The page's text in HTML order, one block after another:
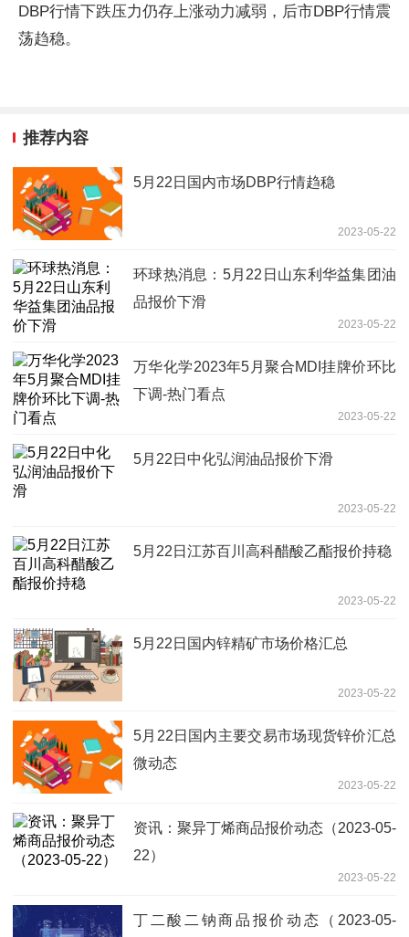
DBP行情下跌压力仍存上涨动力减弱，后市DBP行情震
荡趋稳。
推荐内容
5月22日国内市场DBP行情趋稳
2023-05-22
环球热消息：5月22日山东利华益集团油
品报价下滑
2023-05-22
万华化学2023年5月聚合MDI挂牌价环比
下调-热门看点
2023-05-22
5月22日中化弘润油品报价下滑
2023-05-22
5月22日江苏百川高科醋酸乙酯报价持稳
2023-05-22
5月22日国内锌精矿市场价格汇总
2023-05-22
5月22日国内主要交易市场现货锌价汇总
微动态
2023-05-22
资讯：聚异丁烯商品报价动态（2023-05-
22）
2023-05-22
丁二酸二钠商品报价动态（2023-05-